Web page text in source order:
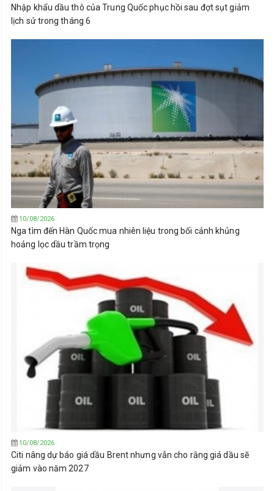
Nhập khẩu dầu thô của Trung Quốc phục hồi sau đợt sụt giảm
lịch sử trong tháng 6
10/08/2026
Nga tìm đến Hàn Quốc mua nhiên liệu trong bối cảnh khủng
hoảng lọc dầu trầm trọng
10/08/2026
Citi nâng dự báo giá dầu Brent nhưng vẫn cho rằng giá dầu sẽ
giảm vào năm 2027